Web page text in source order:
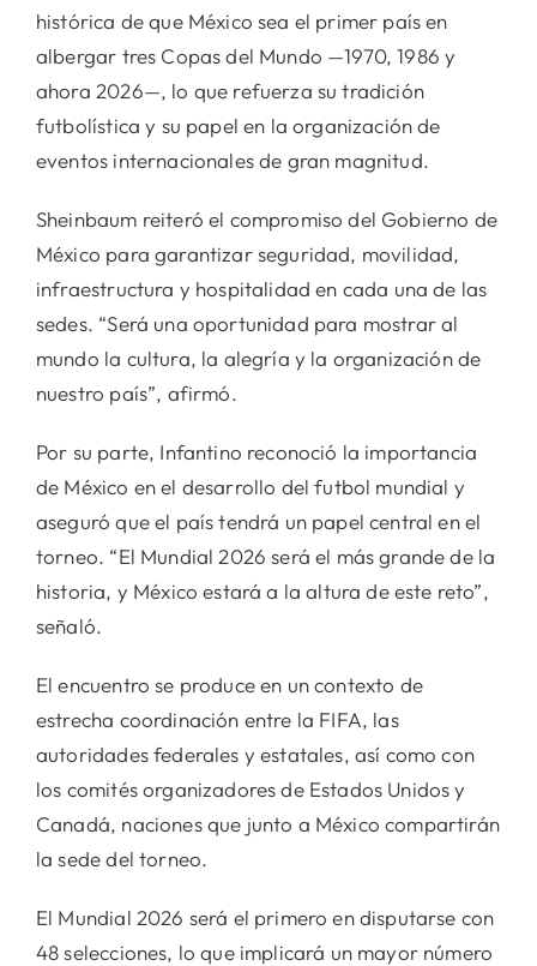
histórica de que México sea el primer país en
albergar tres Copas del Mundo —1970, 1986 y
ahora 2026—, lo que refuerza su tradición
futbolística y su papel en la organización de
eventos internacionales de gran magnitud.
Sheinbaum reiteró el compromiso del Gobierno de
México para garantizar seguridad, movilidad,
infraestructura y hospitalidad en cada una de las
sedes. “Será una oportunidad para mostrar al
mundo la cultura, la alegría y la organización de
nuestro país”, afirmó.
Por su parte, Infantino reconoció la importancia
de México en el desarrollo del futbol mundial y
aseguró que el país tendrá un papel central en el
torneo. “El Mundial 2026 será el más grande de la
historia, y México estará a la altura de este reto”,
señaló.
El encuentro se produce en un contexto de
estrecha coordinación entre la FIFA, las
autoridades federales y estatales, así como con
los comités organizadores de Estados Unidos y
Canadá, naciones que junto a México compartirán
la sede del torneo.
El Mundial 2026 será el primero en disputarse con
48 selecciones, lo que implicará un mayor número